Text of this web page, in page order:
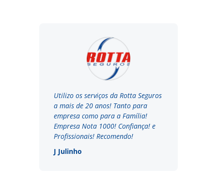
Utilizo os serviços da Rotta Seguros
a mais de 20 anos! Tanto para
empresa como para a Família!
Empresa Nota 1000! Confiança! e
Profissionais! Recomendo!
J Julinho